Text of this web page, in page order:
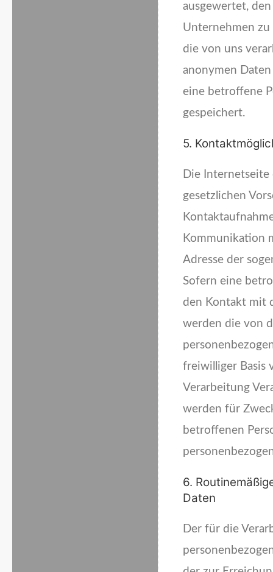
ausgewertet,
Unternehmen
die von uns
anonymen
eine betroffene
gespeichert.
5.
Die Internetseite
gesetzlichen
Kommunikation
Adresse der
Sofern eine
den Kontakt mit
werden die von
freiwilliger Basis
Verarbeitung
werden für
betroffenen
6.
Daten
Der für die